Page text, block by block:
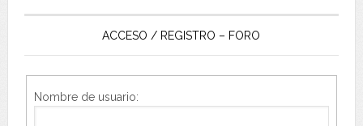
ACCESO / REGISTRO – FORO
Nombre de usuario: